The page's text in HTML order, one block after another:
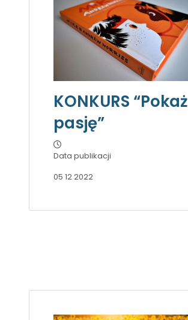
KONKURS “Pokaż
pasję”
Data publikacji
05 12 2022